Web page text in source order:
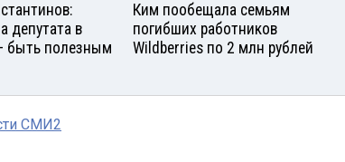
депутата в
быть полезным
Ким пообещала семьям
погибших работников
Wildberries по 2 млн рублей
СМИ2